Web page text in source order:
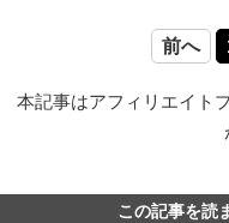
前へ
本記事はアフィリエイト
この記事を読